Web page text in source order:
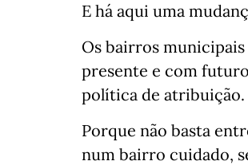
E há aqui uma
Os bairros
presente e com
política de atribuição.
Porque não basta
num bairro cuidado,